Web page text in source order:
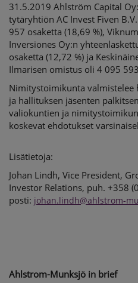
31.5.2019 Ahlström Capital
tytäryhtiön AC Invest Fiven
957 osaketta (18,69 %),
Inversiones Oy:n
osaketta (12,72 %) ja
Ilmarisen omistus oli 4 095
Nimitystoimikunta valmistelee
ja hallituksen jäsenten
valiokuntien ja
koskevat ehdotukset
Lisätietoja:
Johan Lindh, Vice President,
Investor Relations, puh. +358
posti: johan.lindh@ahlstrom-
Ahlstrom-Munksjö in brief